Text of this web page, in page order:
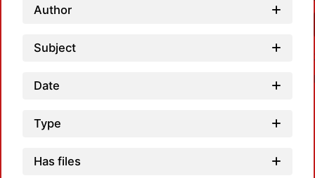
Author
Subject
Date
Type
Has files